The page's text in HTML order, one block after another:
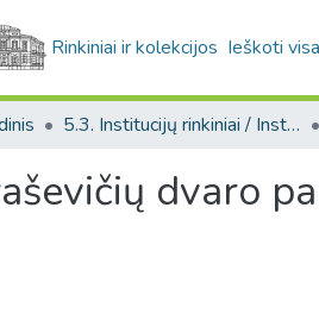
Rinkiniai ir kolekcijos Ieškoti
5.3. Institucijų rinkiniai / Institutional collections
dvaro